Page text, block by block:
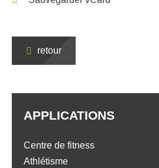
retour
APPLICATIONS
Centre de fitness
Athlétisme